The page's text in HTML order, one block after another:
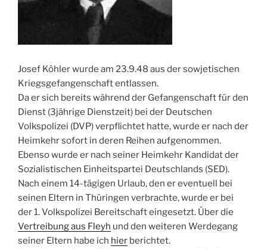
Josef Köhler wurde am 23.9.48 aus der sowjetischen
Kriegsgefangenschaft entlassen.
Da er sich bereits während der Gefangenschaft für den
Dienst (3jährige Dienstzeit) bei der Deutschen
Volkspolizei (DVP) verpflichtet hatte, wurde er nach der
Heimkehr sofort in deren Reihen aufgenommen.
Ebenso wurde er nach seiner Heimkehr Kandidat der
Sozialistischen Einheitspartei Deutschlands (SED).
Nach einem 14-tägigen Urlaub, den er eventuell bei
seinen Eltern in Thüringen verbrachte, wurde er bei
der 1. Volkspolizei Bereitschaft eingesetzt. Über die
Vertreibung aus Fleyh und den weiteren Werdegang
seiner Eltern habe ich hier berichtet.